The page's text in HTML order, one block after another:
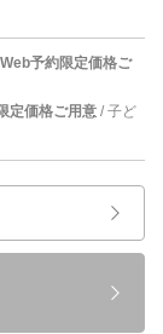
Web予約限定価格ご
定価格ご用意 / 子ど